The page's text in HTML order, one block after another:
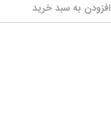
افزودن به سبد خرید